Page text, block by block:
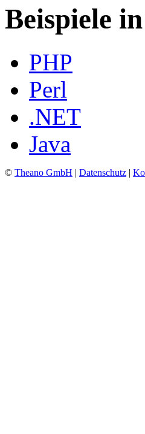
Beispiele
PHP
Perl
.NET
Java
© Theano GmbH | Datenschutz |